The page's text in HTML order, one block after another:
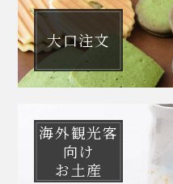
大口注文
海外観光客
向け
お土産